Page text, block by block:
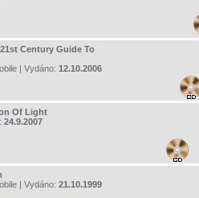
Century Guide To
| Vydáno: 12.10.2006
Of Light
24.9.2007
| Vydáno: 21.10.1999